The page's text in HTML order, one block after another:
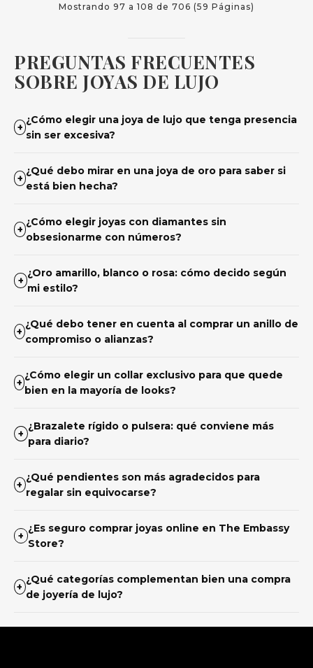
Mostrando 97 a 108 de 706 (59 Páginas)
PREGUNTAS FRECUENTES
SOBRE JOYAS DE LUJO
+
¿Cómo elegir una joya de lujo que tenga presencia
sin ser excesiva?
+
¿Qué debo mirar en una joya de oro para saber si
está bien hecha?
+
¿Cómo elegir joyas con diamantes sin
obsesionarme con números?
+
¿Oro amarillo, blanco o rosa: cómo decido según
mi estilo?
+
¿Qué debo tener en cuenta al comprar un anillo de
compromiso o alianzas?
+
¿Cómo elegir un collar exclusivo para que quede
bien en la mayoría de looks?
+
¿Brazalete rígido o pulsera: qué conviene más
para diario?
+
¿Qué pendientes son más agradecidos para
regalar sin equivocarse?
+
¿Es seguro comprar joyas online en The Embassy
Store?
+
¿Qué categorías complementan bien una compra
de joyería de lujo?